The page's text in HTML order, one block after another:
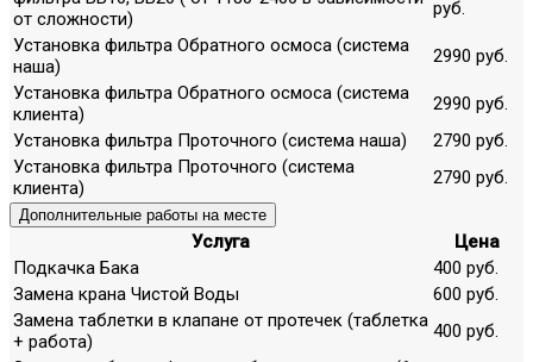
от сложности)
руб.
Установка фильтра Обратного осмоса (система
наша)
2990 руб.
Установка фильтра Обратного осмоса (система
клиента)
2990 руб.
Установка фильтра Проточного (система наша)
2790 руб.
Установка фильтра Проточного (система
клиента)
2790 руб.
Дополнительные работы на месте
Услуга
Цена
Подкачка Бака
400 руб.
Замена крана Чистой Воды
600 руб.
Замена таблетки в клапане от протечек (таблетка
+ работа)
400 руб.